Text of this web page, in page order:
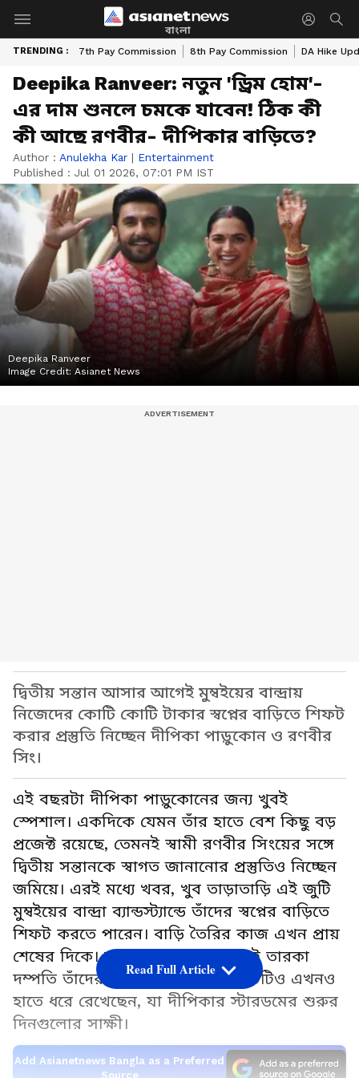
বাংলা
TRENDING : 7th Pay Commission 8th Pay Commission DA Hike
Deepika Ranveer: নতুন 'ড্রিম হোম'-
এর দাম শুনলে চমকে যাবেন! ঠিক কী
কী আছে রণবীর- দীপিকার বাড়িতে?
Author : Anulekha Kar | Entertainment
Published : Jul 01 2026, 07:01 PM IST
Deepika Ranveer
Image Credit: Asianet News
দ্বিতীয় সন্তান আসার আগেই মুম্বইয়ের বান্দ্রায়
নিজেদের কোটি কোটি টাকার স্বপ্নের বাড়িতে শিফট
করার প্রস্তুতি নিচ্ছেন দীপিকা পাড়ুকোন ও রণবীর
সিং।
এই বছরটা দীপিকা পাড়ুকোনের জন্য খুবই
স্পেশাল। একদিকে যেমন তাঁর হাতে বেশ কিছু বড়
প্রজেক্ট রয়েছে, তেমনই স্বামী রণবীর সিংয়ের সঙ্গে
দ্বিতীয় সন্তানকে স্বাগত জানানোর প্রস্তুতিও নিচ্ছেন
জমিয়ে। এরই মধ্যে খবর, খুব তাড়াতাড়ি এই জুটি
মুম্বইয়ের বান্দ্রা ব্যান্ডস্ট্যান্ডে তাঁদের স্বপ্নের বাড়িতে
শিফট করতে পারেন। বাড়ি তৈরির কাজ এখন প্রায়
শেষের দিকে। মজার ব্যাপার হলো, এই তারকা
দম্পতি তাঁদের পুরনো প্রভাদেবীর ফ্ল্যাটটিও এখনও
হাতে ধরে রেখেছেন, যা দীপিকার স্টারডমের শুরুর
দিনগুলোর সাক্ষী।
Add Asianetnews Bangla as a Preferred
Source
Read Full Article